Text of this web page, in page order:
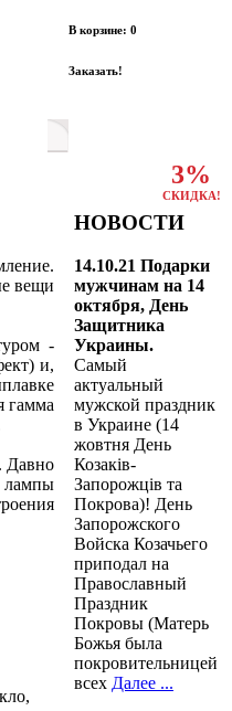
В корзине: 0
Заказать!
вещи
-
и,
гамма
Давно
лампы
3%
СКИДКА!
НОВОСТИ
14.10.21 Подарки
мужчинам на 14
октября, День
Защитника
Украины.
Самый
актуальный
мужской праздник
в Украине (14
жовтня День
Козаків-
Запорожців та
Покрова)! День
Запорожского
Войска Козачьего
приподал на
Православный
Праздник
Покровы (Матерь
Божья была
покровительницей
всех Далее ...